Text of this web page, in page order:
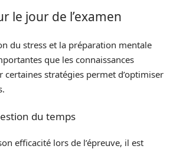
le jour de l’examen
du stress et la préparation mentale
que les connaissances
certaines stratégies permet d’optimiser
du temps
efficacité lors de l’épreuve, il est